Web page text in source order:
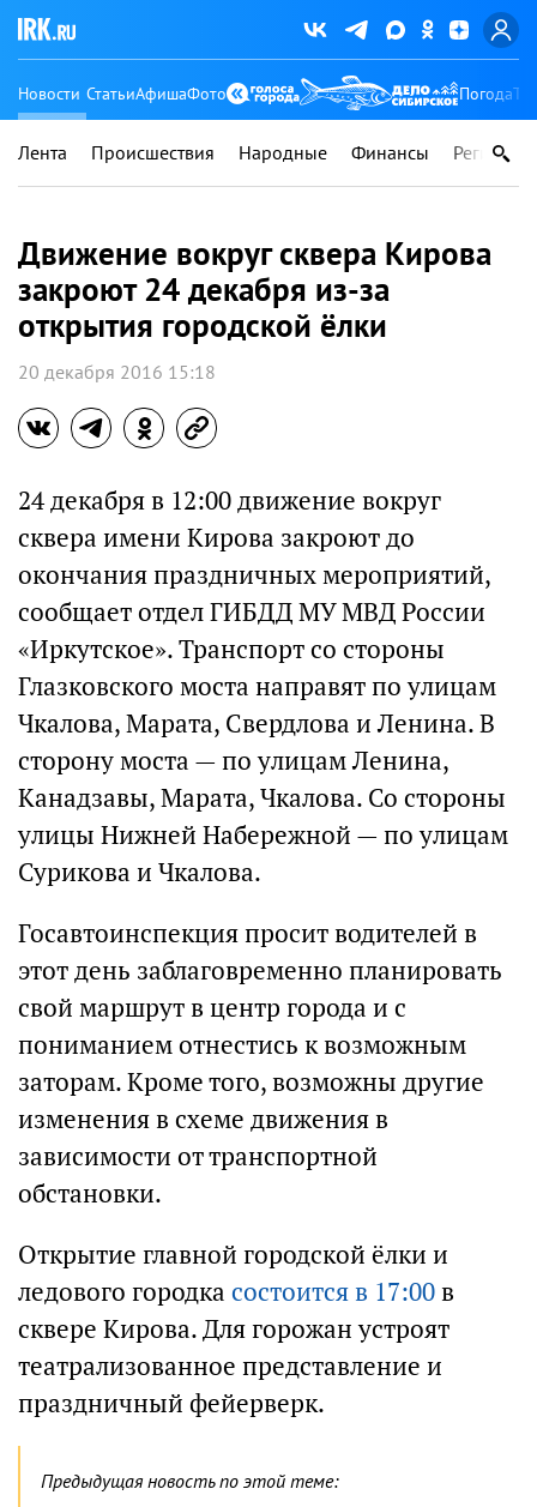
Новости СтатьиАфишаФото Погода
Лента Происшествия Народные Финансы Регионы
Движение вокруг сквера Кирова
закроют 24 декабря из-за
открытия городской ёлки
20 декабря 2016 15:18
24 декабря в 12:00 движение вокруг
сквера имени Кирова закроют до
окончания праздничных мероприятий,
сообщает отдел ГИБДД МУ МВД России
«Иркутское». Транспорт со стороны
Глазковского моста направят по улицам
Чкалова, Марата, Свердлова и Ленина. В
сторону моста — по улицам Ленина,
Канадзавы, Марата, Чкалова. Со стороны
улицы Нижней Набережной — по улицам
Сурикова и Чкалова.
Госавтоинспекция просит водителей в
этот день заблаговременно планировать
свой маршрут в центр города и с
пониманием отнестись к возможным
заторам. Кроме того, возможны другие
изменения в схеме движения в
зависимости от транспортной
обстановки.
Открытие главной городской ёлки и
ледового городка состоится в 17:00в
сквере Кирова. Для горожан устроят
театрализованное представление и
праздничный фейерверк.
Предыдущая новость по этой теме: